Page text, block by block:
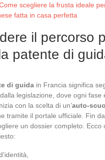
scegliere la frusta ideale
fatta in casa perfetta
il percorso
patente di
di guidain Francia significa
legislazione, dove ogni fase
con la scelta di un’auto-
tramite il portale ufficiale. Fin
un dossier completo. Ecco